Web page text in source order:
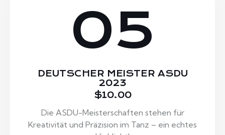
05
DEUTSCHER MEISTER ASDU
2023
$10.00
Die ASDU-Meisterschaften stehen für
Kreativität und Präzision im Tanz – ein echtes